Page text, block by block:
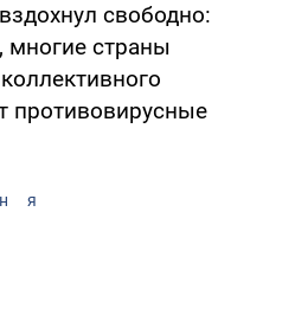
свободно:
многие страны
противовирусные